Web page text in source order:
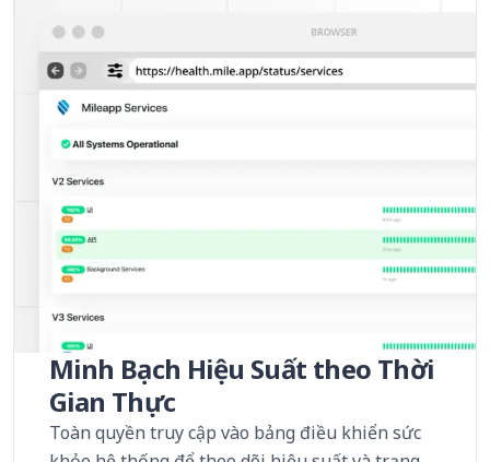
Minh Bạch Hiệu Suất theo Thời
Gian Thực
Toàn quyền truy cập vào bảng điều khiển sức